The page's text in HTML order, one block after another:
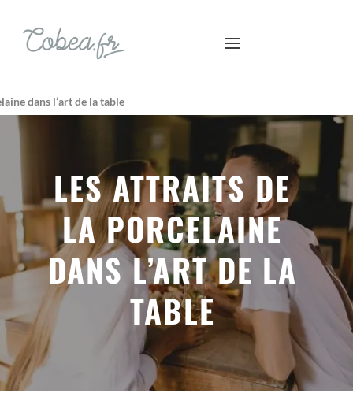
dans l’art de la table
LES ATTRAITS DE
LA PORCELAINE
DANS L’ART DE LA
TABLE